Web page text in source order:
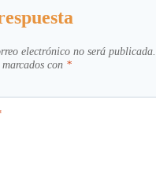
electrónico no será publicada.
con *